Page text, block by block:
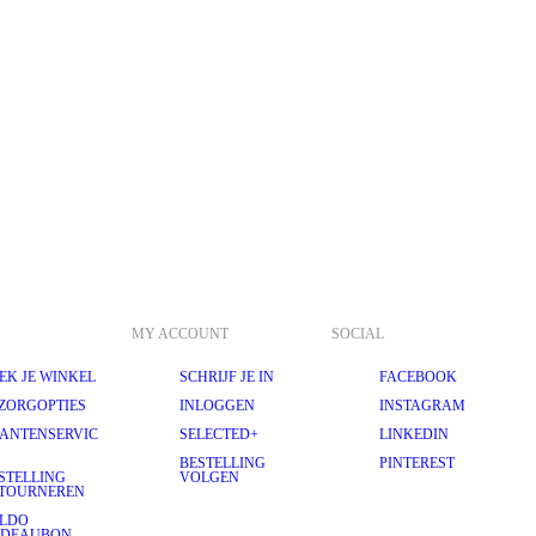
JE WINKEL
MY ACCOUNT
SCHRIJF JE IN
INLOGGEN
SELECTED+
BESTELLING
VOLGEN
SOCIAL
FACEBOOK
INSTAGRAM
LINKEDIN
PINTEREST